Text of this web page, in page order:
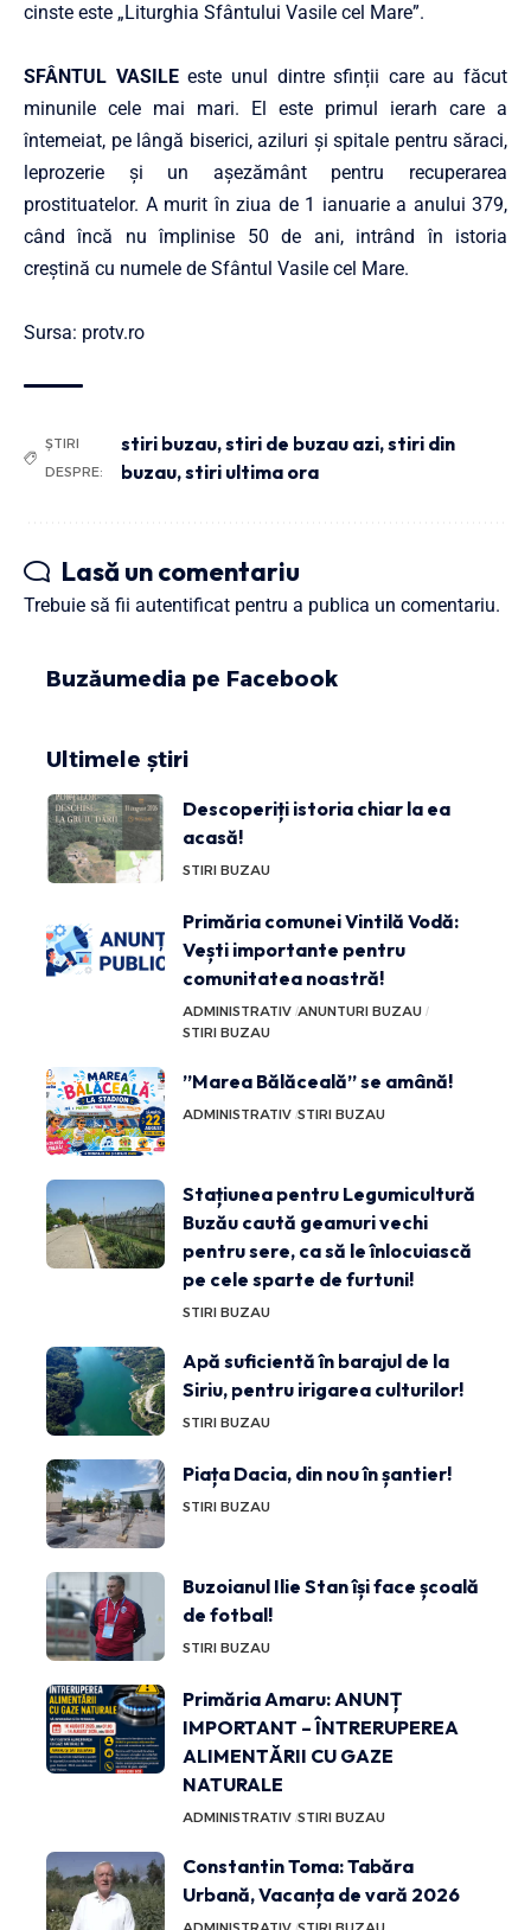
cinste este „Liturghia Sfântului Vasile cel Mare”.
SFÂNTUL VASILEeste unul dintre sfinții care au făcut
minunile cele mai mari. El este primul ierarh care a
întemeiat, pe lângă biserici, aziluri și spitale pentru săraci,
leprozerie și un așezământ pentru recuperarea
prostituatelor. A murit în ziua de 1 ianuarie a anului 379,
când încă nu împlinise 50 de ani, intrând în istoria
creștină cu numele de Sfântul Vasile cel Mare.
Sursa: protv.ro
ȘTIRI
DESPRE:
stiri buzau,stiri de buzau azi,stiri din
buzau,stiri ultima ora
Lasă un comentariu
Trebuie să fii autentificat pentru a publica un comentariu.
Buzăumedia pe Facebook
Ultimele știri
Descoperiți istoria chiar la ea
acasă!
STIRI BUZAU
Primăria comunei Vintilă Vodă:
Vești importante pentru
comunitatea noastră!
ADMINISTRATIV ANUNTURI BUZAU
STIRI BUZAU
”Marea Bălăceală” se amână!
ADMINISTRATIV STIRI BUZAU
Stațiunea pentru Legumicultură
Buzău caută geamuri vechi
pentru sere, ca să le înlocuiască
pe cele sparte de furtuni!
STIRI BUZAU
Apă suficientă în barajul de la
Siriu, pentru irigarea culturilor!
STIRI BUZAU
Piața Dacia, din nou în șantier!
STIRI BUZAU
Buzoianul Ilie Stan își face școală
de fotbal!
STIRI BUZAU
Primăria Amaru: ANUNȚ
IMPORTANT – ÎNTRERUPEREA
ALIMENTĂRII CU GAZE
NATURALE
ADMINISTRATIV STIRI BUZAU
Constantin Toma: Tabăra
Urbană, Vacanța de vară 2026